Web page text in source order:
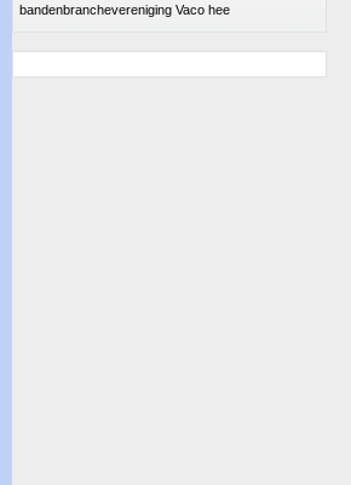
bandenbranchevereniging Vaco hee